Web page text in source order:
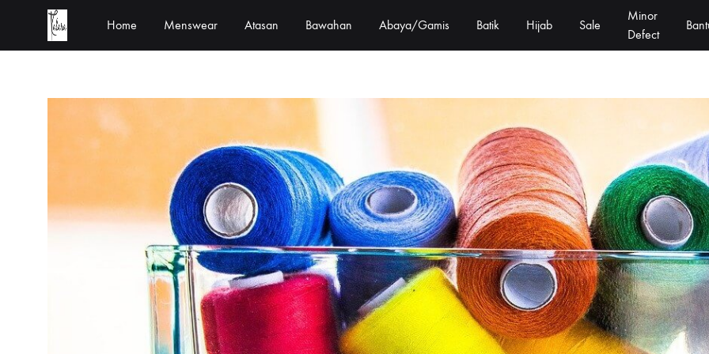
kalara.id
Designed
House
Home Menswear Atasan Bawahan Abaya/Gamis Batik Hijab Sale
Minor
Defect